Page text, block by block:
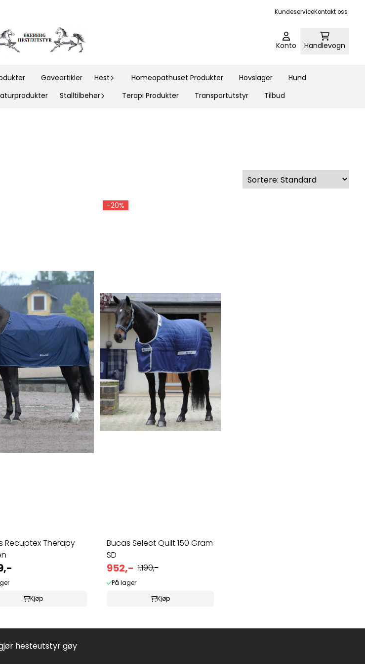
KundeserviceKontakt oss
Konto Handlevogn
Gaveartikler Hest Homeopathuset Produkter Hovslager
Hund
Stalltilbehør Terapi Produkter Transportutstyr Tilbud
Recuptex Therapy
Kjøp
-20%
Bucas Select Quilt 150 Gram
SD
952,- 1.190,-
På lager
Kjøp
hesteutstyr gøy